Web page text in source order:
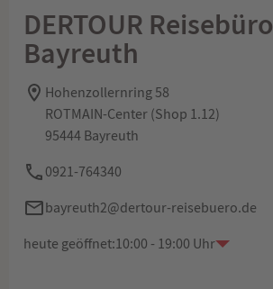
DERTOUR Reisebüro
Bayreuth
Hohenzollernring 58
ROTMAIN-Center (Shop 1.12)
95444 Bayreuth
0921-764340
bayreuth2@dertour-reisebuero.de
heute geöffnet:10:00 - 19:00 Uhr